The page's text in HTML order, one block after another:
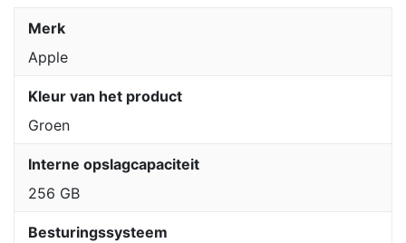
Merk
Apple
Kleur van het product
Groen
Interne opslagcapaciteit
256 GB
Besturingssysteem